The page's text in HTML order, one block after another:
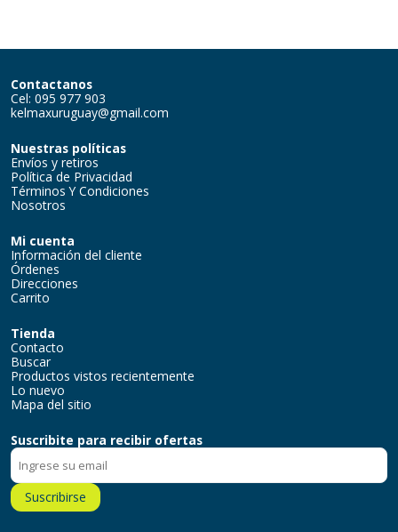
Contactanos
Cel: 095 977 903
kelmaxuruguay@gmail.com
Nuestras políticas
Envíos y retiros
Política de Privacidad
Términos Y Condiciones
Nosotros
Mi cuenta
Información del cliente
Órdenes
Direcciones
Carrito
Tienda
Contacto
Buscar
Productos vistos recientemente
Lo nuevo
Mapa del sitio
Suscribite para recibir ofertas
Suscribirse